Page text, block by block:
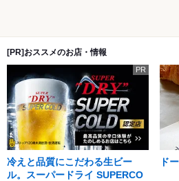
[PR]おススメのお店・情報
PR
冷えと品質にこだわる生ビー
ル。スーパードライ SUPERCO
ド